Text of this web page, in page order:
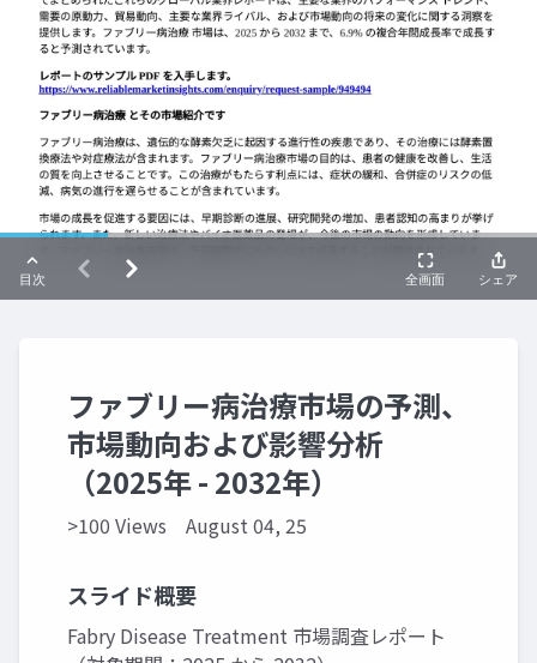
ファブリー病治療市場の予測、
市場動向および影響分析
（2025年 - 2032年）
>100 Views August 04, 25
スライド概要
Fabry Disease Treatment 市場調査レポート